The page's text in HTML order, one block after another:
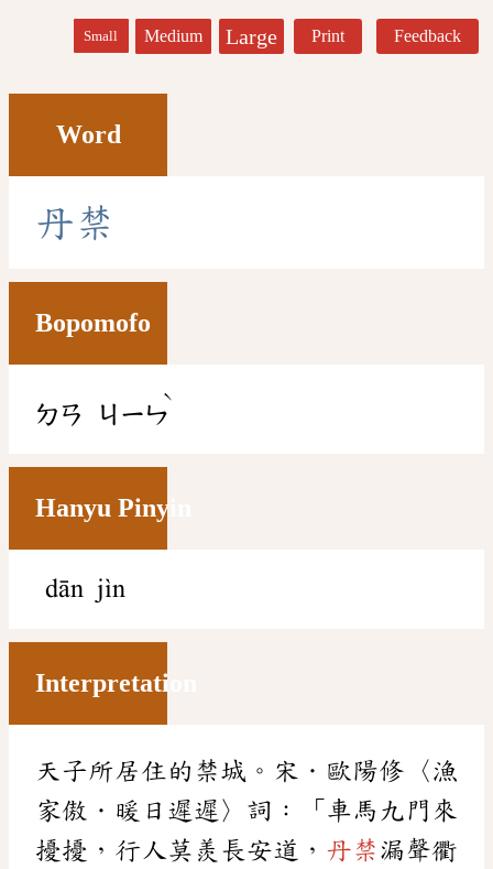
Small Medium Large Print Feedback
Word
丹禁
Bopomofo
ㄉㄢ ㄐㄧㄣ
ˋ
Hanyu Pinyin
dān jìn
Interpretation
天子所居住的禁城。宋．歐陽修〈漁
家傲．暖日遲遲〉詞：「車馬九門來
擾擾，行人莫羨長安道， 丹禁 漏聲衢